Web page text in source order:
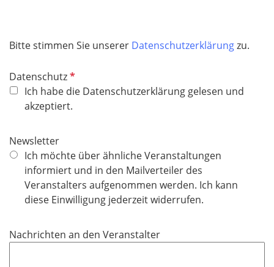
d
Bitte stimmen Sie unserer Datenschutzerklärungzu.
DatenschutzP
f
l
h
t
f
e
l
Ich habe die Datenschutzerklärung gelesen und
akzeptiert.
Newsletter
Ich möchte über ähnliche Veranstaltungen
informiert und in den Mailverteiler des
Veranstalters aufgenommen werden. Ich kann
diese Einwilligung jederzeit widerrufen.
Nachrichten an den Veranstalter